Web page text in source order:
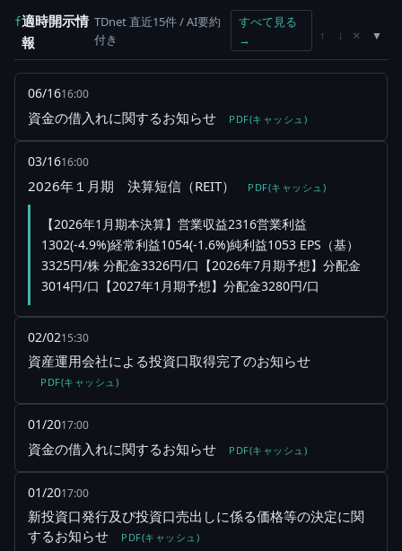
f適時開示情
報
TDnet 直近15件 / AI要約
付き
すべて見る
→
↑ ↓ ×
06/1616:00
資金の借入れに関するお知らせ PDF(キャッシュ)
03/1616:00
2026年１月期 決算短信（REIT） PDF(キャッシュ)
【2026年1月期本決算】営業収益2316営業利益
1302(-4.9%)経常利益1054(-1.6%)純利益1053 EPS（基）
3325円/株 分配金3326円/口【2026年7月期予想】分配金
3014円/口【2027年1月期予想】分配金3280円/口
02/0215:30
資産運用会社による投資口取得完了のお知らせ
PDF(キャッシュ)
01/2017:00
資金の借入れに関するお知らせ PDF(キャッシュ)
01/2017:00
新投資口発行及び投資口売出しに係る価格等の決定に関
するお知らせ
PDF(キャッシュ)